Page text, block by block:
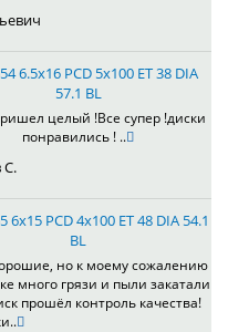
6.5x16 PCD 5x100 ET 38 DIA
57.1 BL
целый !Все супер !диски
понравились ! ..
С.
6x15 PCD 4x100 ET 48 DIA 54.1
BL
но к моему сожалению
много грязи и пыли закатали
прошёл контроль качества!